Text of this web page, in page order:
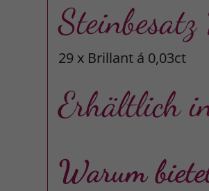
29 x Brillant á 0,03ct
Erhältlich
Warum